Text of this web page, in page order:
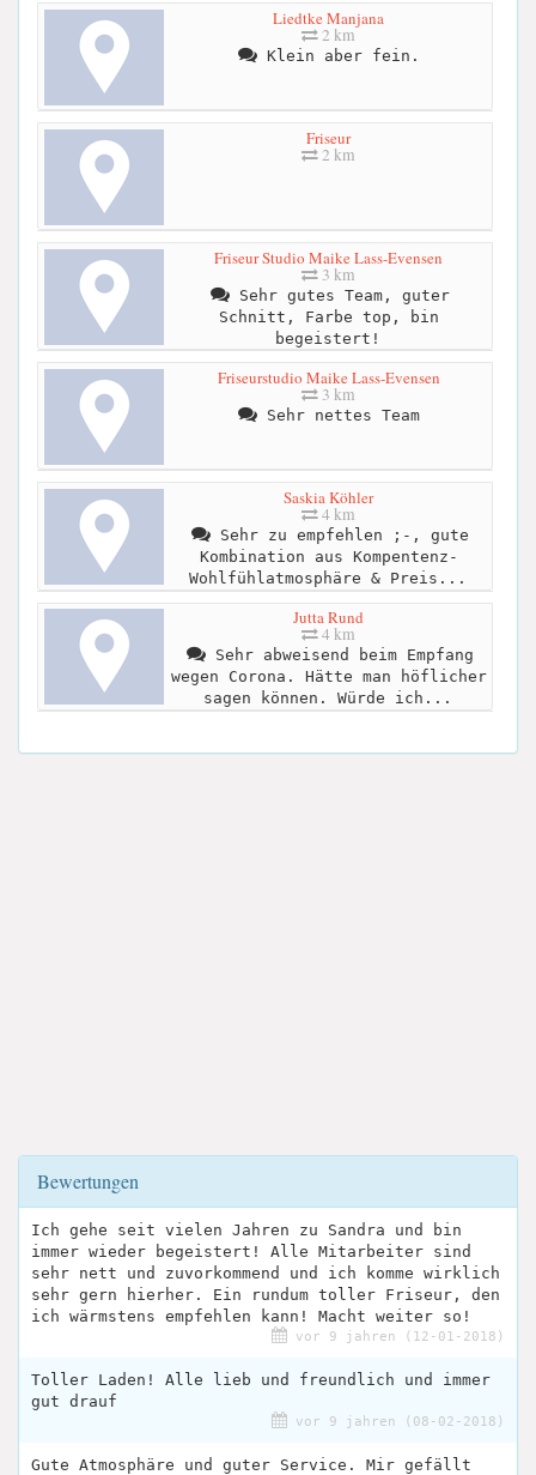
Liedtke Manjana
2 km
Klein aber fein.
Friseur
2 km
Friseur Studio Maike Lass-Evensen
3 km
Sehr gutes Team, guter
Schnitt, Farbe top, bin
begeistert!
Friseurstudio Maike Lass-Evensen
3 km
Sehr nettes Team
Saskia Köhler
4 km
Sehr zu empfehlen ;-, gute
Kombination aus Kompentenz-
Wohlfühlatmosphäre & Preis...
Jutta Rund
4 km
Sehr abweisend beim Empfang
wegen Corona. Hätte man höflicher
sagen können. Würde ich...
Bewertungen
Ich gehe seit vielen Jahren zu Sandra und bin
immer wieder begeistert! Alle Mitarbeiter sind
sehr nett und zuvorkommend und ich komme wirklich
sehr gern hierher. Ein rundum toller Friseur, den
ich wärmstens empfehlen kann! Macht weiter so!
vor 9 jahren (12-01-2018)
Toller Laden! Alle lieb und freundlich und immer
gut drauf
vor 9 jahren (08-02-2018)
Gute Atmosphäre und guter Service. Mir gefällt